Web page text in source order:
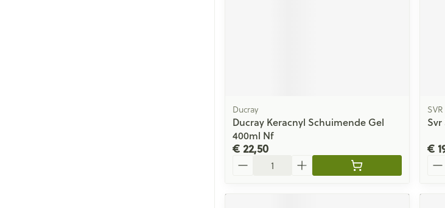
Ducray
Ducray Keracnyl Schuimende Gel
400ml Nf
€ 22,50
SVR
€